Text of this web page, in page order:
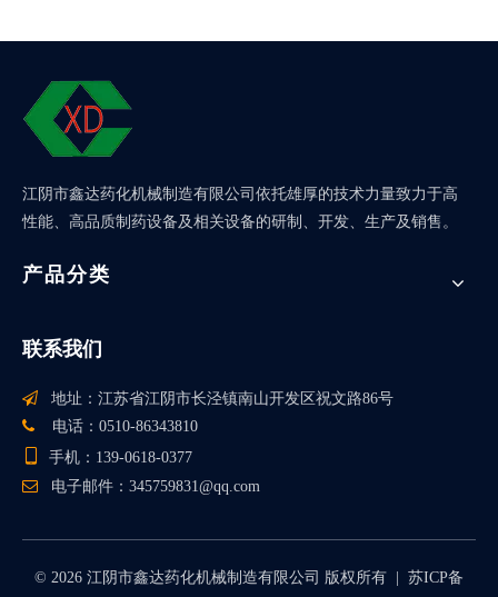
江阴市鑫达药化机械制造有限公司依托雄厚的技术力量致力于高
性能、高品质制药设备及相关设备的研制、开发、生产及销售。
产品分类
联系我们
 地址：江苏省江阴市长泾镇南山开发区祝文路86号
 电话：0510-86343810
手机：139-0618-0377
 电子邮件： 345759831@qq.com
© 2026 江阴市鑫达药化机械制造有限公司 版权所有 | 苏ICP备